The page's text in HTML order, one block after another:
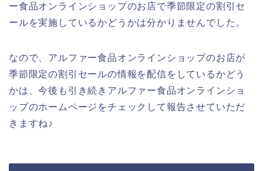
ー食品オンラインショップのお店で季節限定の割引セ
ールを実施しているかどうかは分かりませんでした。
なので、アルファー食品オンラインショップのお店が
季節限定の割引セールの情報を配信をしているかどう
かは、今後も引き続きアルファー食品オンラインショ
ップのホームページをチェックして報告させていただ
きますね♪